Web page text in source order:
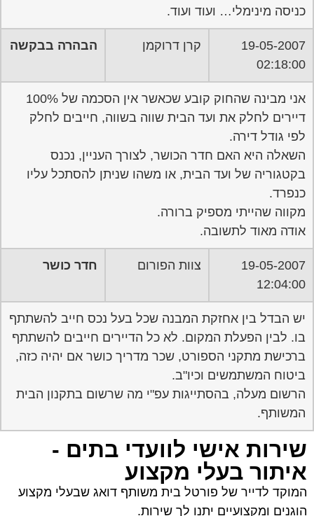
כניסה מינימלי… ועוד ועוד.
19-05-2007
02:18:00
קרן דרוקמן הבהרה בבקשה
אני מבינה שהחוק קובע שכאשר אין הסכמה של 100%
דיירים לחלק את ועד הבית שווה בשווה, חייבים לחלק
לפי גודל דירה.
השאלה היא האם חדר הכושר, לצורך העניין, נכנס
בקטגוריה של ועד הבית, או משהו שניתן להסתכל עליו
כנפרד.
מקווה שהייתי מספיק ברורה.
אודה מאוד לתשובה.
19-05-2007
12:04:00
צוות הפורום חדר כושר
יש הבדל בין אחזקת המבנה שכל בעל נכס חייב להשתתף
בו. לבין הפעלת המקום. לא כל הדיירים חייבים להשתתף
ברכישת מתקני הספורט, שכר מדריך כושר אם יהיה כזה,
ביטוח המשתמשים וכיו"ב.
הרשום מעלה, בהסתייגות עפ"י מה שרשום בתקנון הבית
המשותף.
שירות אישי לוועדי בתים -
איתור בעלי מקצוע
המוקד לדייר של פורטל בית משותף דואג שבעלי מקצוע
הוגנים ומקצועיים יתנו לך שירות.